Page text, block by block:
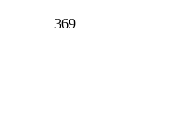
369